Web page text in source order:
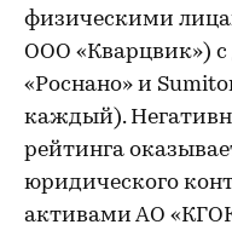
физическими
ООО «Кварцвик») с
«Роснано» и
каждый).
рейтинга
юридического
активами АО